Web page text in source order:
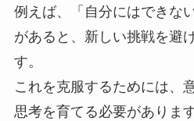
例えば、「自分にはできな
があると、新しい挑戦を避
す。
これを克服するためには、
思考を育てる必要があります